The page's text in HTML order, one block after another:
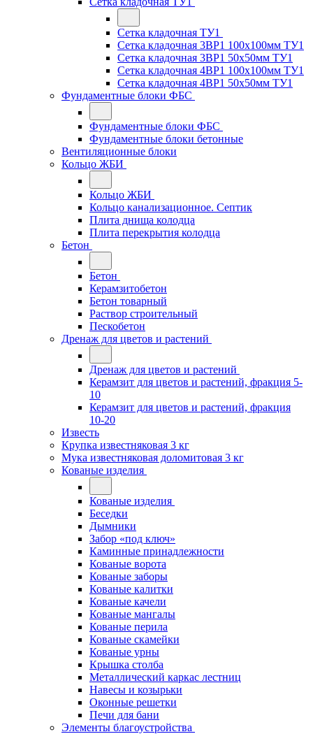
Сетка кладочная ТУ1
Сетка кладочная 3ВР1 100x100мм ТУ1
Сетка кладочная 3ВР1 50x50мм ТУ1
Сетка кладочная 4ВР1 100x100мм ТУ1
Сетка кладочная 4ВР1 50x50мм ТУ1
Фундаментные блоки ФБС
Фундаментные блоки ФБС
Фундаментные блоки бетонные
Вентиляционные блоки
Кольцо ЖБИ
Кольцо ЖБИ
Кольцо канализационное. Септик
Плита днища колодца
Плита перекрытия колодца
Бетон
Бетон
Керамзитобетон
Бетон товарный
Раствор строительный
Пескобетон
Дренаж для цветов и растений
Дренаж для цветов и растений
Керамзит для цветов и растений, фракция 5-
10
Керамзит для цветов и растений, фракция
10-20
Известь
Крупка известняковая 3 кг
Мука известняковая доломитовая 3 кг
Кованые изделия
Кованые изделия
Беседки
Дымники
Забор «под ключ»
Каминные принадлежности
Кованые ворота
Кованые заборы
Кованые калитки
Кованые качели
Кованые мангалы
Кованые перила
Кованые скамейки
Кованые урны
Крышка столба
Металлический каркас лестниц
Навесы и козырьки
Оконные решетки
Печи для бани
Элементы благоустройства